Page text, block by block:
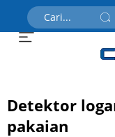
Detektor
pakaian